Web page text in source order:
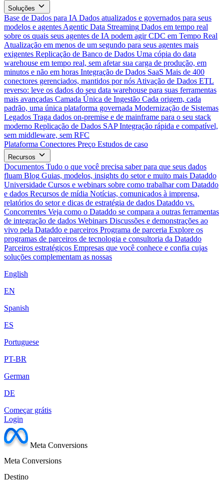
Soluções
Base de Dados para IA Dados atualizados e governados para seus
modelos e agentes Agentic Data Streaming Dados em tempo real
sobre os quais seus agentes de IA podem agir CDC em Tempo Real
Atualização em menos de um segundo para seus agentes mais
exigentes Replicação de Banco de Dados Uma cópia do data
warehouse em tempo real, sem afetar sua carga de produção, em
minutos e não em horas Integração de Dados SaaS Mais de 400
conectores gerenciados, mantidos por nós Ativação de Dados ETL
reverso: leve os dados do seu data warehouse para suas ferramentas
mais avançadas Camada Única de Ingestão Cada origem, cada
padrão, uma única plataforma governada Modernização de Sistemas
Legados Traga dados on-premise e de mainframe para o seu stack
moderno Replicação de Dados SAP Integração rápida e compatível,
sem middleware, sem RFC
Plataforma Conectores Preço Estudos de caso
Recursos
Documentos Tudo o que você precisa saber para que seus dados
fluam Blog Guias, modelos, insights do setor e muito mais Dataddo
Universidade Cursos e webinars sobre como trabalhar com Dataddo
e dados Recursos de mídia Notícias, comunicados à imprensa,
relatórios do setor e dicas de estratégia de dados Dataddo vs.
Concorrentes Veja como o Dataddo se compara a outras ferramentas
de integração de dados Webinars Discussões e demonstrações ao
vivo pela Dataddo e parceiros Programa de parceria Explore os
programas de parceiros de tecnologia e consultoria da Dataddo
Parceiros estratégicos Empresas que você conhece e confia cujas
soluções complementam as nossas
English
EN
Spanish
ES
Portuguese
PT-BR
German
DE
Começar grátis
Login
Meta Conversions
Meta Conversions
Destino